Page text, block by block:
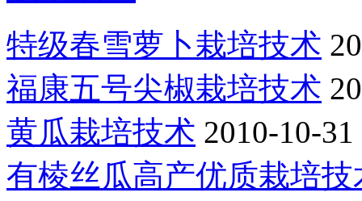
特级春雪萝卜栽培技术
福康五号尖椒栽培技术
黄瓜栽培技术 2010-10-31
有棱丝瓜高产优质栽培技